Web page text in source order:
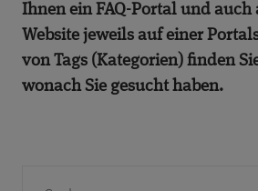
Ihnen ein FAQ-Portal und auch
Website jeweils auf einer
von Tags (Kategorien) finden
wonach Sie gesucht haben.